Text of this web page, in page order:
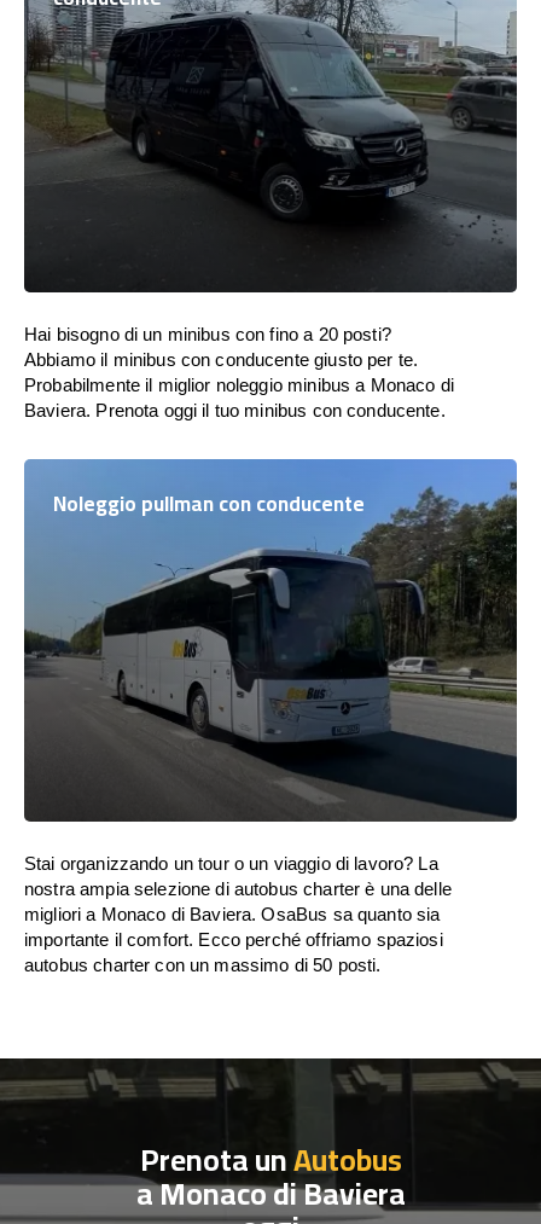
Hai bisogno di un minibus con fino a 20 posti?
Abbiamo il minibus con conducente giusto per te.
Probabilmente il miglior noleggio minibus a Monaco di
Baviera. Prenota oggi il tuo minibus con conducente.
Noleggio pullman con conducente
Stai organizzando un tour o un viaggio di lavoro? La
nostra ampia selezione di autobus charter è una delle
migliori a Monaco di Baviera. OsaBus sa quanto sia
importante il comfort. Ecco perché offriamo spaziosi
autobus charter con un massimo di 50 posti.
Prenota unAutobus
a Monaco di Baviera